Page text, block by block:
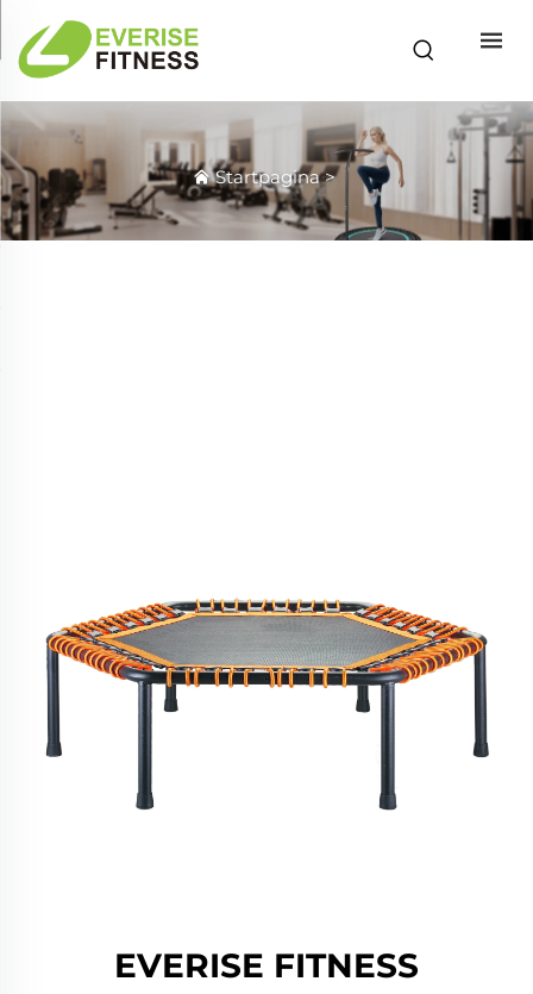
Startpagina>
EVERISE FITNESS